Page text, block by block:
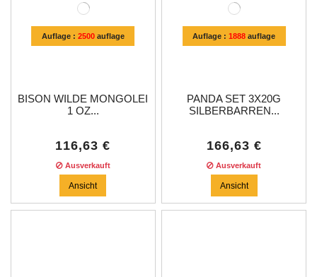
Auflage : 2500auflage
BISON WILDE MONGOLEI
1 OZ...
116,63 €
Ausverkauft
Ansicht
Auflage :1888 auflage
PANDA SET 3X20G
SILBERBARREN...
166,63 €
Ausverkauft
Ansicht